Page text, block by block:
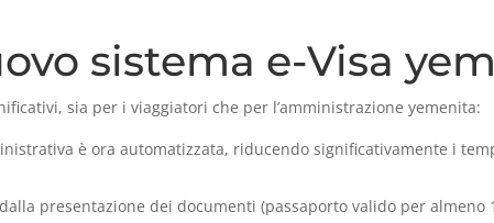
sistema e-Visa
sia per i viaggiatori che per l’amministrazione yemenita:
è ora automatizzata, riducendo significativamente i
presentazione dei documenti (passaporto valido per